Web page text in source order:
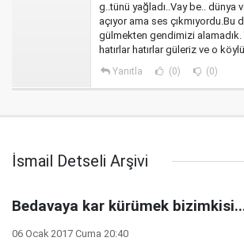
g..tünü yağladı..Vay be.. dünya
açıyor ama ses çıkmıyordu.Bu
gülmekten gendimizi
hatırlar hatırlar güleriz ve o
Yanıtla (0) (0)
İsmail Detseli Arşivi
Bedavaya kar kürümek
06 Ocak 2017 Cuma 20:40